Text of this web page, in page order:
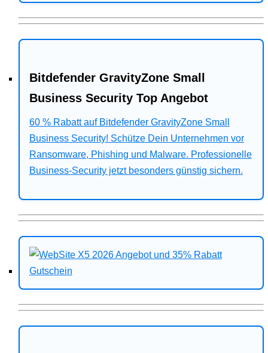
Bitdefender GravityZone Small
Business Security Top Angebot
60 % Rabatt auf Bitdefender GravityZone Small
Business Security! Schütze Dein Unternehmen vor
Ransomware, Phishing und Malware. Professionelle
Business-Security jetzt besonders günstig sichern.